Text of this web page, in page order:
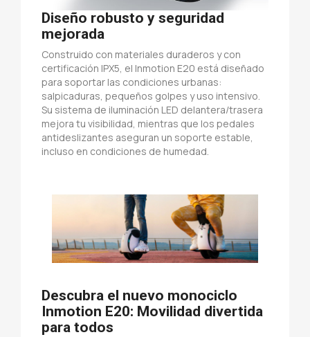
Diseño robusto y seguridad
mejorada
Construido con materiales duraderos y con
certificación IPX5, el Inmotion E20 está diseñado
para soportar las condiciones urbanas:
salpicaduras, pequeños golpes y uso intensivo.
Su sistema de iluminación LED delantera/trasera
mejora tu visibilidad, mientras que los pedales
antideslizantes aseguran un soporte estable,
incluso en condiciones de humedad.
Descubra el nuevo monociclo
Inmotion E20: Movilidad divertida
para todos